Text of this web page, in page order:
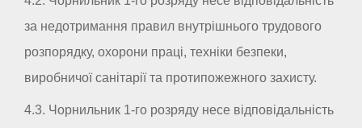
за недотримання правил внутрішнього трудового
розпорядку, охорони праці, техніки безпеки,
виробничої санітарії та протипожежного захисту.
4.3. Чорнильник 1-го розряду несе відповідальність